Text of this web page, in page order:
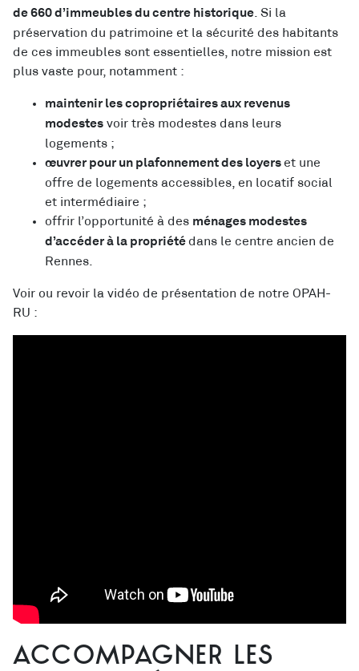
de 660 d’immeubles du centre historique . Si la
préservation du patrimoine et la sécurité des habitants
de ces immeubles sont essentielles, notre mission est
plus vaste pour, notamment :
maintenir les copropriétaires aux revenus
modestes voir très modestes dans leurs
logements ;
œuvrer pour un plafonnement des loyers et une
offre de logements accessibles, en locatif social
et intermédiaire ;
offrir l’opportunité à des ménages modestes
d’accéder à la propriété dans le centre ancien de
Rennes.
Voir ou revoir la vidéo de présentation de notre OPAH-
RU :
Accompagner les